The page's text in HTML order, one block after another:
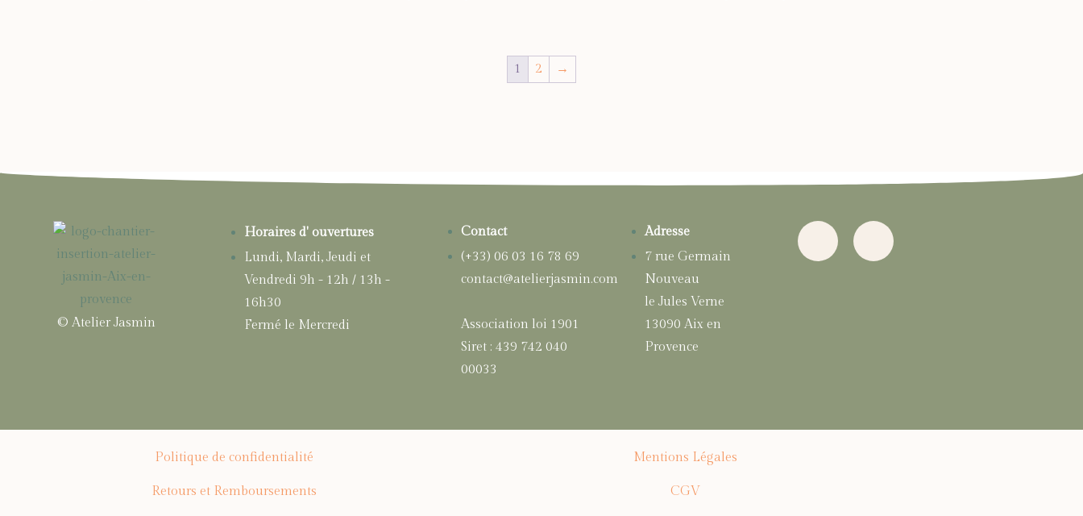
1 2 →
© Atelier Jasmin
Horaires d' ouvertures
Lundi, Mardi, Jeudi et
Vendredi 9h - 12h / 13h -
16h30
Fermé le Mercredi
Contact
(+33) 06 03 16 78 69
contact@atelierjasmin.com
Association loi 1901
Siret : 439 742 040
00033
Adresse
7 rue Germain
Nouveau
le Jules Verne
13090 Aix en
Provence
Politique de confidentialité
Retours et Remboursements
Mentions Légales
CGV